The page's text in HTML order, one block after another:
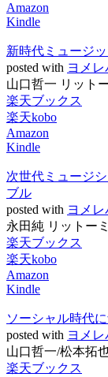
Amazon
Kindle
新時代ミュージ
posted with ヨメレ
山口哲一 リット
楽天ブックス
楽天kobo
Amazon
Kindle
次世代ミュージ
ブル
posted with ヨメレ
永田純 リットー
楽天ブックス
楽天kobo
Amazon
Kindle
ソーシャル時代
posted with ヨメレ
山口哲一/松本拓
楽天ブックス